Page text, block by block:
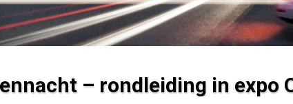
– rondleiding in expo